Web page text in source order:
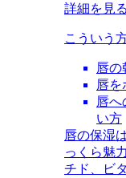
詳細を見る
こういう
唇の
唇を
唇へ
い方
唇の保湿
っくら魅
チド、ビ